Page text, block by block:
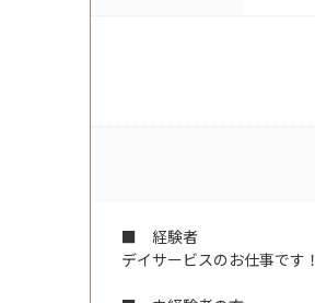
■ 経験者
デイサービスのお仕事です！